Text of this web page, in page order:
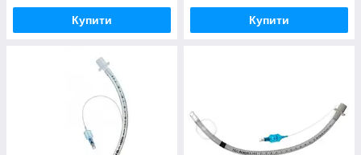
Купити Купити